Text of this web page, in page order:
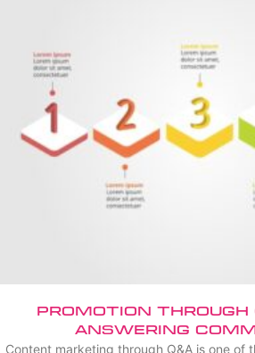
Promotion Through
Answering
Content marketing through Q&A is one of